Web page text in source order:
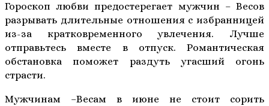
Гороскоп любви предостерегает мужчин – Весов
разрывать длительные отношения с избранницей
из-за кратковременного увлечения. Лучше
отправьтесь вместе в отпуск. Романтическая
обстановка поможет раздуть угасший огонь
страсти.
Мужчинам –Весам в июне не стоит сорить